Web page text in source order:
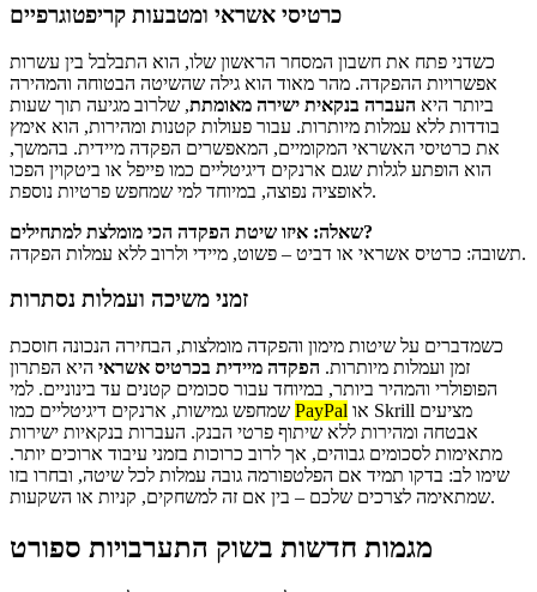
כרטיסי אשראי ומטבעות קריפטוגרפיים
כשדני פתח את חשבון המסחר הראשון שלו, הוא התבלבל בין עשרות
אפשרויות ההפקדה. מהר מאוד הוא גילה שהשיטה הבטוחה והמהירה
ביותר היא העברה בנקאית ישירה מאומתת, שלרוב מגיעה תוך שעות
בודדות ללא עמלות מיותרות. עבור פעולות קטנות ומהירות, הוא אימץ
את כרטיסי האשראי המקומיים, המאפשרים הפקדה מיידית. בהמשך,
הוא הופתע לגלות שגם ארנקים דיגיטליים כמו פייפל או ביטקוין הפכו
לאופציה נפוצה, במיוחד למי שמחפש פרטיות נוספת.
שאלה: איזו שיטת הפקדה הכי מומלצת למתחילים?
תשובה: כרטיס אשראי או דביט – פשוט, מיידי ולרוב ללא עמלות הפקדה.
זמני משיכה ועמלות נסתרות
כשמדברים על שיטות מימון והפקדה מומלצות, הבחירה הנכונה חוסכת
זמן ועמלות מיותרות. הפקדה מיידית בכרטיס אשראי היא הפתרון
הפופולרי והמהיר ביותר, במיוחד עבור סכומים קטנים עד בינוניים. למי
PayPal
אבטחה ומהירות ללא שיתוף פרטי הבנק. העברות בנקאיות ישירות
מתאימות לסכומים גבוהים, אך לרוב כרוכות בזמני עיבוד ארוכים יותר.
שימו לב: בדקו תמיד אם הפלטפורמה גובה עמלות לכל שיטה, ובחרו בזו
שמתאימה לצרכים שלכם – בין אם זה למשחקים, קניות או השקעות.
מגמות חדשות בשוק התערבויות ספורט